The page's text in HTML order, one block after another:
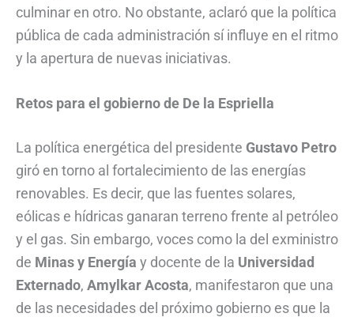
culminar en otro. No obstante, aclaró que la política
pública de cada administración sí influye en el ritmo
y la apertura de nuevas iniciativas.
Retos para el gobierno de De la Espriella
La política energética del presidente Gustavo Petro
giró en torno al fortalecimiento de las energías
renovables. Es decir, que las fuentes solares,
eólicas e hídricas ganaran terreno frente al petróleo
y el gas. Sin embargo, voces como la del exministro
de Minas y Energía y docente de la Universidad
Externado, Amylkar Acosta, manifestaron que una
de las necesidades del próximo gobierno es que la